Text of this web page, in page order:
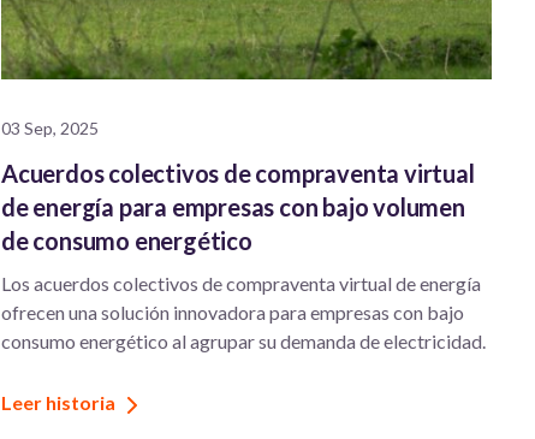
03 Sep, 2025
Acuerdos colectivos de compraventa virtual
de energía para empresas con bajo volumen
de consumo energético
Los acuerdos colectivos de compraventa virtual de energía
ofrecen una solución innovadora para empresas con bajo
consumo energético al agrupar su demanda de electricidad.
Leer historia